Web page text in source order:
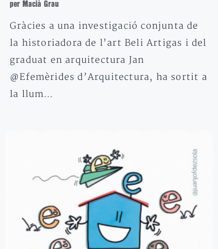
per Macià Grau
Gràcies a una investigació conjunta de
la historiadora de l’art Beli Artigas i del
graduat en arquitectura Jan
@Efemèrides d’Arquitectura, ha sortit a
la llum…